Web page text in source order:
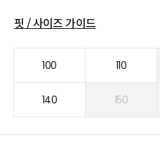
핏 / 사이즈 가이드
100 110
140 150